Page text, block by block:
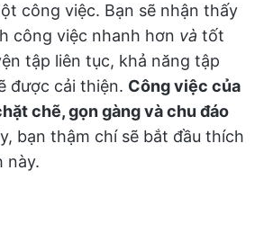
công việc. Bạn sẽ nhận thấy
công việc nhanh hơn và tốt
tập liên tục, khả năng tập
được cải thiện. Công việc của
chẽ, gọn gàng và chu đáo
bạn thậm chí sẽ bắt đầu thích
này.